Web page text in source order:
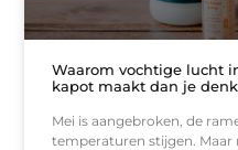
Waarom vochtige lucht
kapot maakt dan je
Mei is aangebroken, de
temperaturen stijgen.